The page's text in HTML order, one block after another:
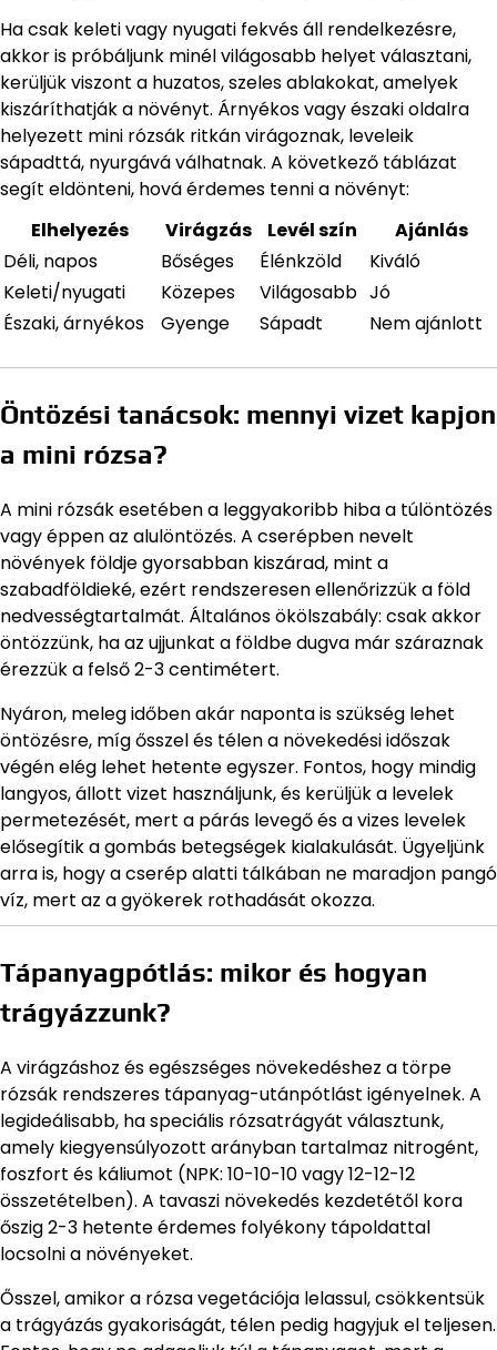
Ha csak keleti vagy nyugati fekvés áll rendelkezésre,
akkor is próbáljunk minél világosabb helyet választani,
kerüljük viszont a huzatos, szeles ablakokat, amelyek
kiszáríthatják a növényt. Árnyékos vagy északi oldalra
helyezett mini rózsák ritkán virágoznak, leveleik
sápadttá, nyurgává válhatnak. A következő táblázat
segít eldönteni, hová érdemes tenni a növényt:
Elhelyezés
Virágzás Levél szín
Ajánlás
Déli, napos
Bőséges Élénkzöld
Kiváló
Keleti/nyugati
Közepes Világosabb Jó
Északi, árnyékos
Gyenge Sápadt Nem ajánlott
Öntözési tanácsok: mennyi vizet kapjon
a mini rózsa?
A mini rózsák esetében a leggyakoribb hiba a túlöntözés
vagy éppen az alulöntözés. A cserépben nevelt
növények földje gyorsabban kiszárad, mint a
szabadföldieké, ezért rendszeresen ellenőrizzük a föld
nedvességtartalmát. Általános ökölszabály: csak akkor
öntözzünk, ha az ujjunkat a földbe dugva már száraznak
érezzük a felső 2-3 centimétert.
Nyáron, meleg időben akár naponta is szükség lehet
öntözésre, míg ősszel és télen a növekedési időszak
végén elég lehet hetente egyszer. Fontos, hogy mindig
langyos, állott vizet használjunk, és kerüljük a levelek
permetezését, mert a párás levegő és a vizes levelek
elősegítik a gombás betegségek kialakulását. Ügyeljünk
arra is, hogy a cserép alatti tálkában ne maradjon pangó
víz, mert az a gyökerek rothadását okozza.
Tápanyagpótlás: mikor és hogyan
trágyázzunk?
A virágzáshoz és egészséges növekedéshez a törpe
rózsák rendszeres tápanyag-utánpótlást igényelnek. A
legideálisabb, ha speciális rózsatrágyát választunk,
amely kiegyensúlyozott arányban tartalmaz nitrogént,
foszfort és káliumot (NPK: 10-10-10 vagy 12-12-12
összetételben). A tavaszi növekedés kezdetétől kora
őszig 2-3 hetente érdemes folyékony tápoldattal
locsolni a növényeket.
Ősszel, amikor a rózsa vegetációja lelassul, csökkentsük
a trágyázás gyakoriságát, télen pedig hagyjuk el teljesen.